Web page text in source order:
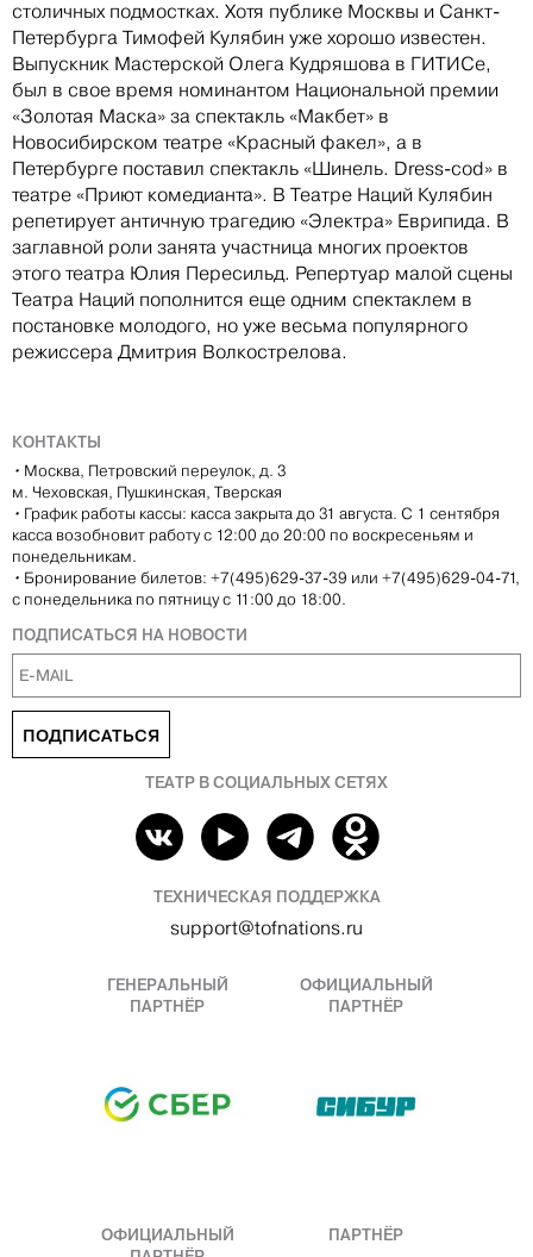
столичных подмостках. Хотя публике Москвы и Санкт-
Петербурга Тимофей Кулябин уже хорошо известен.
Выпускник Мастерской Олега Кудряшова в ГИТИСе,
был в свое время номинантом Национальной премии
«Золотая Маска» за спектакль «Макбет» в
Новосибирском театре «Красный факел», а в
Петербурге поставил спектакль «Шинель. Dress-cod» в
театре «Приют комедианта». В Театре Наций Кулябин
репетирует античную трагедию «Электра» Еврипида. В
заглавной роли занята участница многих проектов
этого театра Юлия Пересильд. Репертуар малой сцены
Театра Наций пополнится еще одним спектаклем в
постановке молодого, но уже весьма популярного
режиссера Дмитрия Волкострелова.
КОНТАКТЫ
• Москва, Петровский переулок, д. 3
м. Чеховская, Пушкинская, Тверская
• График работы кассы: касса закрыта до 31 августа. С 1 сентября
касса возобновит работу с 12:00 до 20:00 по воскресеньям и
понедельникам.
• Бронирование билетов: +7(495)629-37-39 или +7(495)629-04-71,
с понедельника по пятницу с 11:00 до 18:00.
ПОДПИСАТЬСЯ НА НОВОСТИ
ПОДПИСАТЬСЯ
ТЕАТР В СОЦИАЛЬНЫХ СЕТЯХ
ТЕХНИЧЕСКАЯ ПОДДЕРЖКА
support@tofnations.ru
ГЕНЕРАЛЬНЫЙ
ПАРТНЁР
ОФИЦИАЛЬНЫЙ
ПАРТНЁР
ОФИЦИАЛЬНЫЙ
ПАРТНЁР